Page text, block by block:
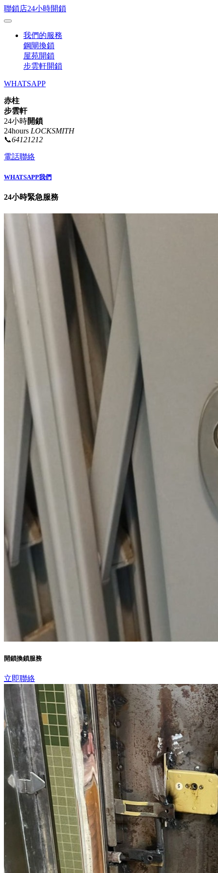
聯鎖店24小時開鎖
我們的服務
鋼閘換鎖
屋苑開鎖
步雲軒開鎖
WHATSAPP
赤柱
步雲軒
24小時開鎖
24hours LOCKSMITH
📞64121212
電話聯絡
WHATSAPP我們
24小時緊急服務
開鎖換鎖服務
立即聯絡